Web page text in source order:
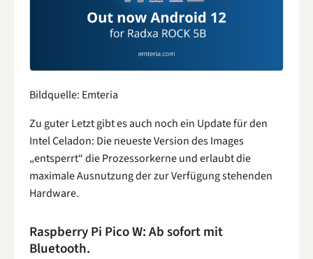
Bildquelle: Emteria
Zu guter Letzt gibt es auch noch ein Update für den
Intel Celadon: Die neueste Version des Images
„entsperrt“ die Prozessorkerne und erlaubt die
maximale Ausnutzung der zur Verfügung stehenden
Hardware.
Raspberry Pi Pico W: Ab sofort mit
Bluetooth.